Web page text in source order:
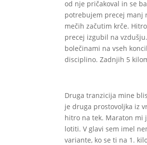
od nje pričakoval in se
potrebujem precej manj
mečih začutim krče.
precej izgubil na
bolečinami na vseh
disciplino. Zadnjih 5
Druga tranzicija mine
je druga prostovoljka iz
hitro na tek. Maraton mi
lotiti. V glavi sem imel
variante, ko se ti na 1.